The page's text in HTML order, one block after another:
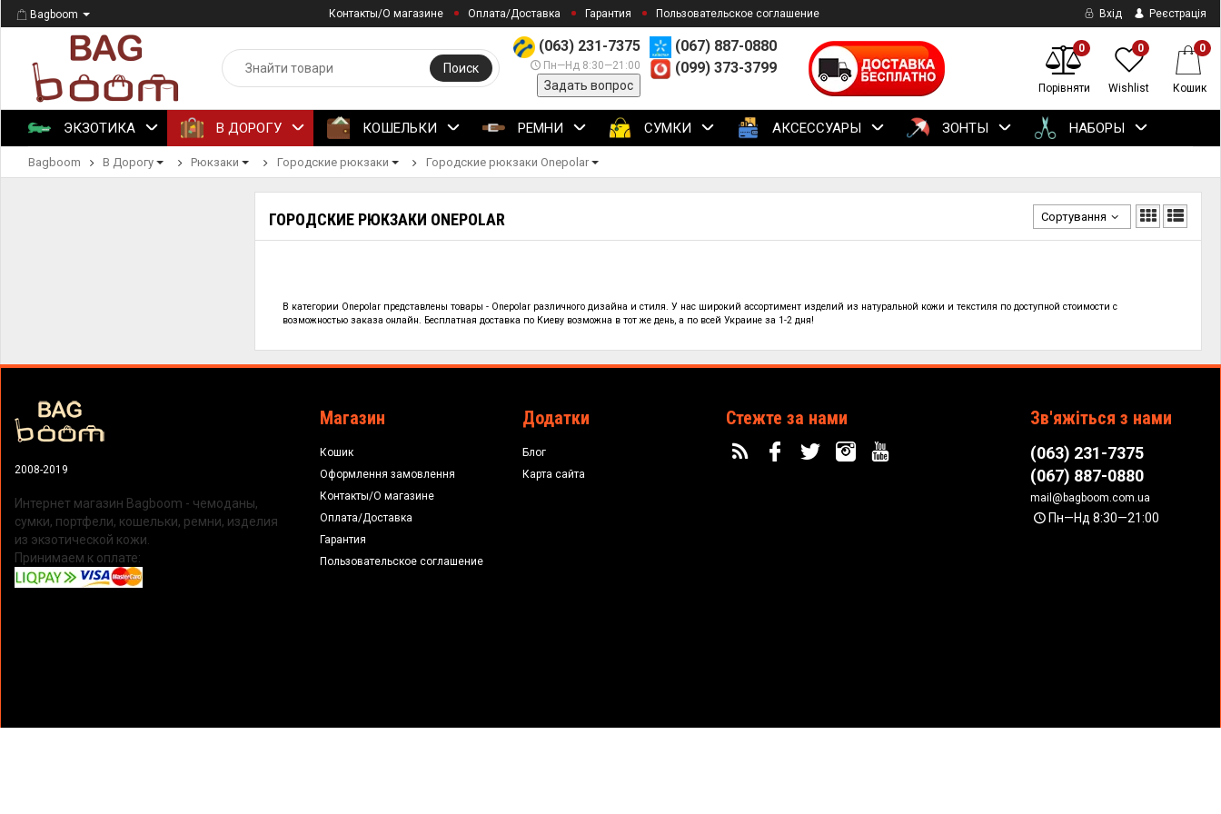
Bagboom Контакты/О магазине Оплата/Доставка Гарантия Пользовательское соглашение Вхід Реєстрація
(063) 231-7375
Пн—Нд 8:30—21:00
Задать вопрос
(067) 887-0880
(099) 373-3799
Поиск
0
Порівняти
0
Wishlist
0
Кошик
ЭКЗОТИКА В ДОРОГУ КОШЕЛЬКИ РЕМНИ СУМКИ АКСЕССУАРЫ ЗОНТЫ НАБОРЫ
Bagboom В Дорогу Рюкзаки Городские рюкзаки Городские рюкзаки Onepolar
ГОРОДСКИЕ РЮКЗАКИ ONEPOLAR Сортування
В категории Onepolar представлены товары - Onepolar различного дизайна и стиля. У нас широкий ассортимент изделий из натуральной кожи и текстиля подоступной стоимости с
возможностью заказа онлайн. Бесплатная доставка по Киеву возможна в тот же день, а по всей Украине за 1-2 дня!
2008-2019
Интернет магазин Bagboom - чемоданы,
сумки, портфели, кошельки, ремни, изделия
из экзотической кожи.
Принимаем к оплате:
Магазин
Кошик
Оформлення замовлення
Контакты/О магазине
Оплата/Доставка
Гарантия
Пользовательское соглашение
Додатки
Блог
Карта сайта
Стежте за нами Зв'яжіться з нами
(063) 231-7375
(067) 887-0880
mail@bagboom.com.ua
Пн—Нд 8:30—21:00